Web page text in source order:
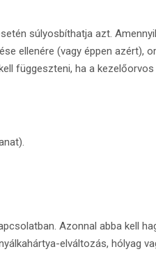
súlyosbíthatja azt.
ellenére (vagy éppen azért),
függeszteni, ha a
Azonnal abba kell
elváltozás, hólyag